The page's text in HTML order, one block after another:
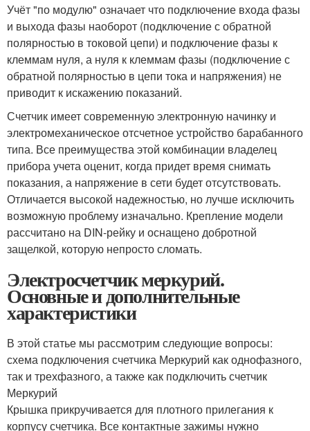
Учёт "по модулю" означает что подключение входа фазы
и выхода фазы наоборот (подключение с обратной
полярностью в токовой цепи) и подключение фазы к
клеммам нуля, а нуля к клеммам фазы (подключение с
обратной полярностью в цепи тока и напряжения) не
приводит к искажению показаний.
Счетчик имеет современную электронную начинку и
электромеханическое отсчетное устройство барабанного
типа. Все преимущества этой комбинации владелец
прибора учета оценит, когда придет время снимать
показания, а напряжение в сети будет отсутствовать.
Отличается высокой надежностью, но лучше исключить
возможную проблему изначально. Крепление модели
рассчитано на DIN-рейку и оснащено добротной
защелкой, которую непросто сломать.
Электросчетчик меркурий.
Основные и дополнительные
характеристики
В этой статье мы рассмотрим следующие вопросы:
схема подключения счетчика Меркурий как однофазного,
так и трехфазного, а также как подключить счетчик
Меркурий
Крышка прикручивается для плотного прилегания к
корпусу счетчика. Все контактные зажимы нужно